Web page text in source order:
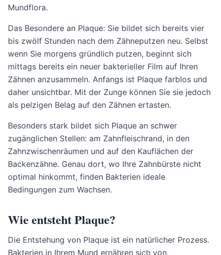
Mundflora.
Das Besondere an Plaque: Sie bildet sich bereits vier
bis zwölf Stunden nach dem Zähneputzen neu. Selbst
wenn Sie morgens gründlich putzen, beginnt sich
mittags bereits ein neuer bakterieller Film auf Ihren
Zähnen anzusammeln. Anfangs ist Plaque farblos und
daher unsichtbar. Mit der Zunge können Sie sie jedoch
als pelzigen Belag auf den Zähnen ertasten.
Besonders stark bildet sich Plaque an schwer
zugänglichen Stellen: am Zahnfleischrand, in den
Zahnzwischenräumen und auf den Kauflächen der
Backenzähne. Genau dort, wo Ihre Zahnbürste nicht
optimal hinkommt, finden Bakterien ideale
Bedingungen zum Wachsen.
Wie entsteht Plaque?
Die Entstehung von Plaque ist ein natürlicher Prozess.
Bakterien in Ihrem Mund ernähren sich von